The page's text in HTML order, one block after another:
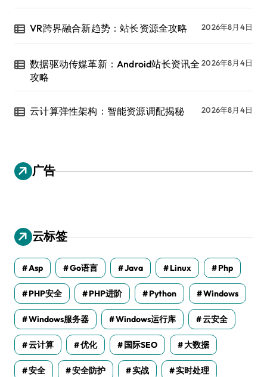
VR跨界融合新趋势：站长资源全攻略 2026年8月4日
数据驱动传媒革新：Android站长资讯全
攻略
2026年8月4日
云计算弹性架构：智能资源调配揭秘 2026年8月4日
广告
云标签
Asp Go语言 Java Linux Php
PHP安全 PHP进阶 Python Windows
Windows服务器 Windows运行库 云安全
云计算 优化 国际SEO 大数据
安全 安全防护 实战 实时处理